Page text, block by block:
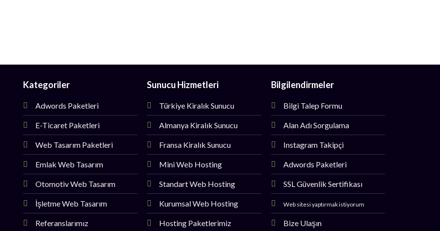
Kategoriler
Adwords Paketleri
E-Ticaret Paketleri
Web Tasarım Paketleri
Emlak Web Tasarım
Otomotiv Web Tasarım
İşletme Web Tasarım
Referanslarımız
Sunucu Hizmetleri
Türkiye Kiralık Sunucu
Almanya Kiralık Sunucu
Fransa Kiralık Sunucu
Mini Web Hosting
Standart Web Hosting
Kurumsal Web Hosting
Hosting Paketlerimiz
Bilgilendirmeler
Bilgi Talep Formu
Alan Adı Sorgulama
Instagram Takipçi
Adwords Paketleri
SSL Güvenlik Sertifikası
Web sitesi yaptırmak istiyorum
Bize Ulaşın